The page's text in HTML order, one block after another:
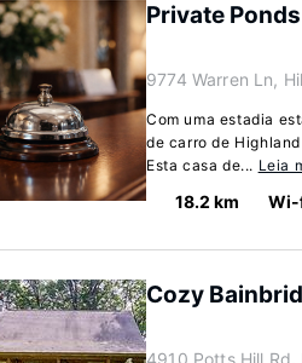
Private
9774 Warren Ln,
Com uma estadia
de carro de
Esta casa de... Leia
18.2 km Wi-
Cozy
4910 Potts Hill